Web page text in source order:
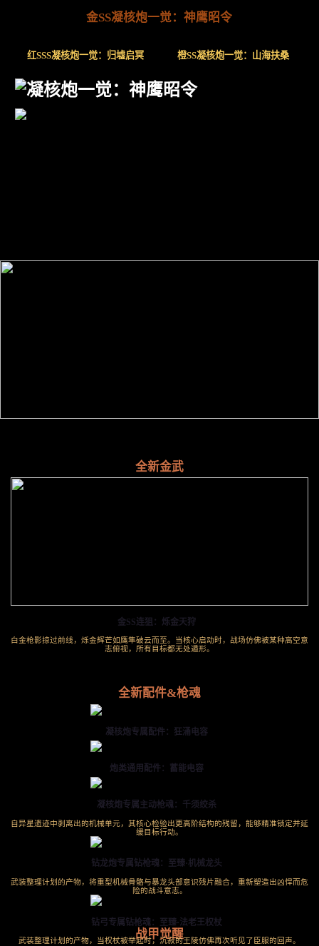
金SS凝核炮一觉：神鹰昭令
红SSS凝核炮一觉：归墟启冥 橙SS凝核炮一觉：山海扶桑
凝核炮一觉：神鹰昭令
全新金武
金SS连狙：烁金天狩
白金枪影掠过前线，烁金辉芒如鹰隼破云而至。当核心启动时，战场仿佛被某种高空意
志俯视，所有目标都无处遁形。
全新配件&枪魂
凝核炮专属配件：狂涌电容
炮类通用配件：蓄能电容
凝核炮专属主动枪魂：千须绞杀
自异星遗迹中剥离出的机械单元，其核心检验出更高阶结构的残留，能够精准锁定并延
缓目标行动。
钻龙炮专属钻枪魂：至臻·机械龙头
武装整理计划的产物，将重型机械骨骼与暴龙头部意识残片融合，重新塑造出凶悍而危
险的战斗意志。
钻弓专属钻枪魂：至臻·法老王权杖
武装整理计划的产物，当权杖被举起时，沉寂的王陵仿佛再次听见了臣服的回声。
战甲觉醒